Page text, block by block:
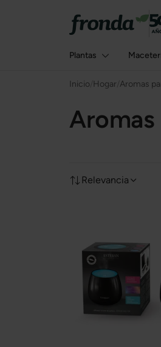
Plantas
Inicio Hogar Aromas
Aromas
Relevancia